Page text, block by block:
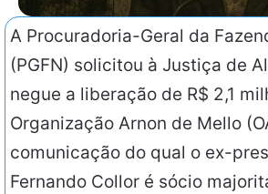
A Procuradoria-Geral da
(PGFN) solicitou à Justiça de
negue a liberação de R$ 2,1
Organização Arnon de Mello
comunicação do qual o ex-
Fernando Collor é sócio